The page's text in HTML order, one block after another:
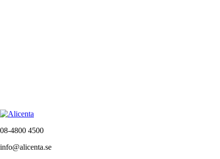
08-4800 4500
info@alicenta.se